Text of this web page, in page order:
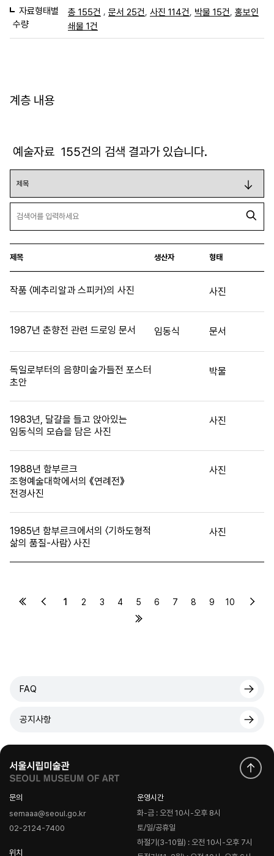
자료형태별
수량
총 155건 , 문서 25건 사진 114건 박물 15건 홍보인
쇄물 1건
계층 내용
예술자료 155건의 검색 결과가 있습니다.
제목 생산자 형태
작품 〈메추리알과 스피커〉의 사진 사진
1987년 춘향전 관련 드로잉 문서 임동식 문서
독일로부터의 음향미술가들전 포스터
초안
박물
1983년, 달걀을 들고 앉아있는
임동식의 모습을 담은 사진
사진
1988년 함부르크
조형예술대학에서의 《연례전》
전경사진
사진
1985년 함부르크에서의 〈기하도형적
삶의 품질-사람〉 사진
사진
1 2 3 4 5 6 7 8 9 10
FAQ
공지사항
문의
semaaa@seoul.go.kr
02-2124-7400
위치
운영시간
화-금 : 오전 10시-오후 8시
토/일/공휴일
하절기(3-10월) : 오전 10시-오후 7시